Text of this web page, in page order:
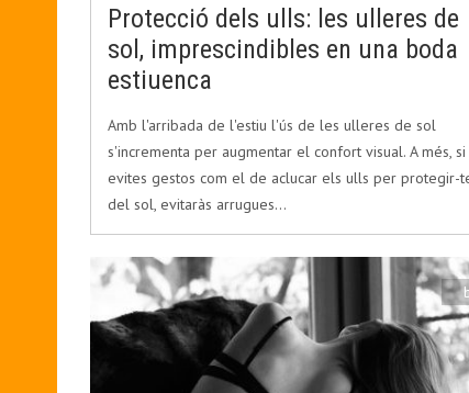
Protecció dels ulls: les ulleres de
sol, imprescindibles en una boda
estiuenca
Amb l'arribada de l'estiu l'ús de les ulleres de sol
s'incrementa per augmentar el confort visual. A més, si
evites gestos com el de aclucar els ulls per protegir-
del sol, evitaràs arrugues…